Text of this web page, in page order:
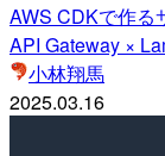
AWS CDKで作る
API Gateway ×
小林翔馬
2025.03.16